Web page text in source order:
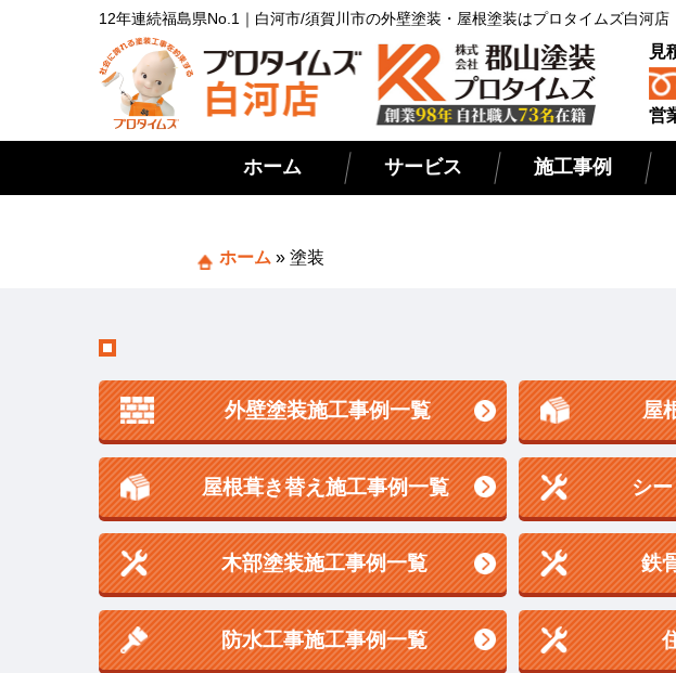
12年連続福島県No.1｜白河市/須賀川市の外壁塗装・屋根塗装はプロタイムズ白河店
見
営
ホーム サービス 施工事例
ホーム » 塗装
外壁塗装施工事例一覧 屋
屋根葺き替え施工事例一覧 シ
木部塗装施工事例一覧 鉄
防水工事施工事例一覧